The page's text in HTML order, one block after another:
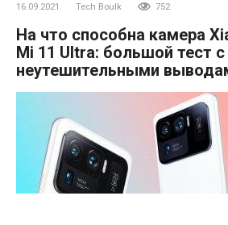
16.09.2021 Tech Boulk 752
На что способна камера
Mi 11 Ultra: большой тест с
неутешительными